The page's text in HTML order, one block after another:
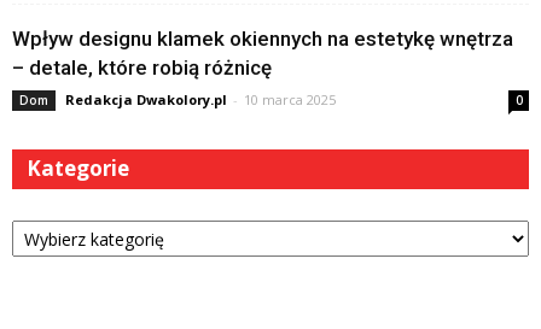
Wpływ designu klamek okiennych na estetykę wnętrza
– detale, które robią różnicę
Dom Redakcja Dwakolory.pl - 10 marca 2025 0
Kategorie
Kategorie